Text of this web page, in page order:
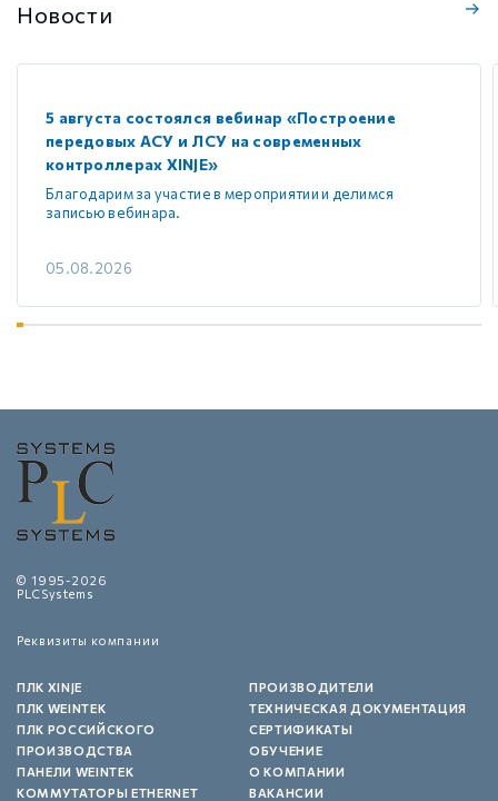
Новости
5 августа состоялся вебинар «Построение
передовых АСУ и ЛСУ на современных
контроллерах XINJE»
Благодарим за участие в мероприятии и делимся
записью вебинара.
05.08.2026
© 1995-2026
PLCSystems
Реквизиты компании
ПЛК XINJE
ПЛК WEINTEK
ПЛК РОССИЙСКОГО
ПРОИЗВОДСТВА
ПАНЕЛИ WEINTEK
КОММУТАТОРЫ ETHERNET
ПРОИЗВОДИТЕЛИ
ТЕХНИЧЕСКАЯ ДОКУМЕНТАЦИЯ
СЕРТИФИКАТЫ
ОБУЧЕНИЕ
О КОМПАНИИ
ВАКАНСИИ